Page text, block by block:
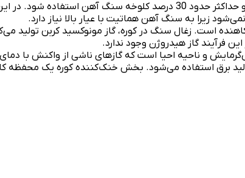
زیرا به سنگ آهن هماتیت با عیار بالا نیاز دارد.
است. زغال سنگ در کوره، گاز مونوکسید کربن تولید
فرآیند گاز هیدروژن وجود ندارد.
و ناحیه احیا است که گازهای ناشی از واکنش با دمای
برق استفاده می‌شود. بخش خنک‌کننده کوره یک محفظه